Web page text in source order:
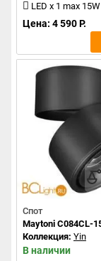
LED x 1 max 15W
Цена: 4 590 Р.
Спот
Maytoni C084CL-
Коллекция: Yin
В наличии